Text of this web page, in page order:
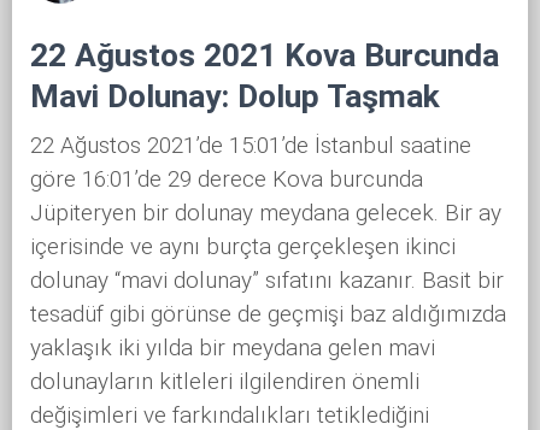
22 Ağustos 2021 Kova Burcunda
Mavi Dolunay: Dolup Taşmak
22 Ağustos 2021’de 15:01’de İstanbul saatine
göre 16:01’de 29 derece Kova burcunda
Jüpiteryen bir dolunay meydana gelecek. Bir ay
içerisinde ve aynı burçta gerçekleşen ikinci
dolunay “mavi dolunay” sıfatını kazanır. Basit bir
tesadüf gibi görünse de geçmişi baz aldığımızda
yaklaşık iki yılda bir meydana gelen mavi
dolunayların kitleleri ilgilendiren önemli
değişimleri ve farkındalıkları tetiklediğini